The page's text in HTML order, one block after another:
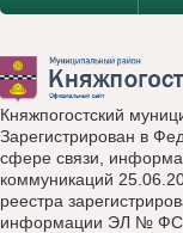
Княжпогостский
Зарегистрирован в
сфере связи,
коммуникаций
реестра
информации ЭЛ № ФС